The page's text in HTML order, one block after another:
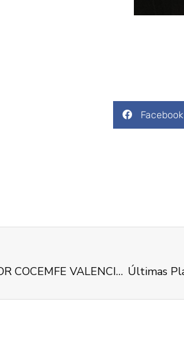
Facebook
EL PROGRAMA INCORPORA , IMPLEMENTADO POR COCEMFE VALENCIA, ALCANZA EL 74% DE INSERCIONES A FALTA DE 5 MESES DE FiNALIZAR EL PROGRAMA.